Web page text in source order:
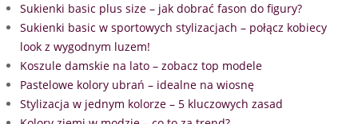
Sukienki basic plus size – jak dobrać fason do figury?
Sukienki basic w sportowych stylizacjach – połącz kobiecy
look z wygodnym luzem!
Koszule damskie na lato – zobacz top modele
Pastelowe kolory ubrań – idealne na wiosnę
Stylizacja w jednym kolorze – 5 kluczowych zasad